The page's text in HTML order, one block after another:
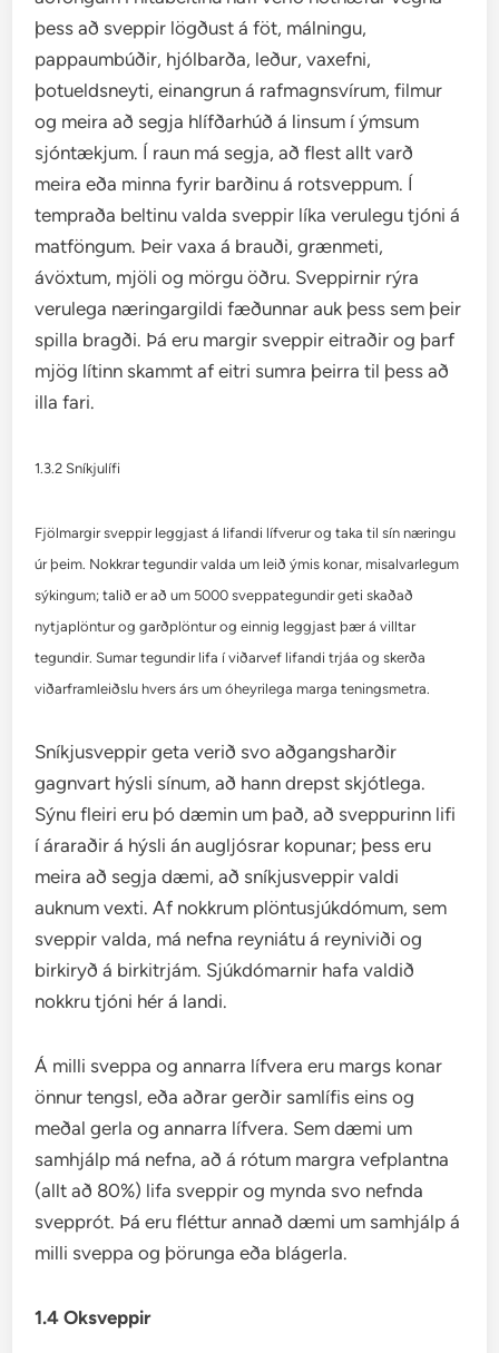
þess að sveppir lögðust á föt, málningu,
pappaumbúðir, hjólbarða, leður, vaxefni,
þotueldsneyti, einangrun á rafmagnsvírum, filmur
og meira að segja hlífðarhúð á linsum í ýmsum
sjóntækjum. Í raun má segja, að flest allt varð
meira eða minna fyrir barðinu á rotsveppum. Í
tempraða beltinu valda sveppir líka verulegu tjóni á
matföngum. Þeir vaxa á brauði, grænmeti,
ávöxtum, mjöli og mörgu öðru. Sveppirnir rýra
verulega næringargildi fæðunnar auk þess sem þeir
spilla bragði. Þá eru margir sveppir eitraðir og þarf
mjög lítinn skammt af eitri sumra þeirra til þess að
illa fari.
1.3.2 Sníkjulífi
Fjölmargir sveppir leggjast á lifandi lífverur og taka til sín næringu
úr þeim. Nokkrar tegundir valda um leið ýmis konar, misalvarlegum
sýkingum; talið er að um 5000 sveppategundir geti skaðað
nytjaplöntur og garðplöntur og einnig leggjast þær á villtar
tegundir. Sumar tegundir lifa í viðarvef lifandi trjáa og skerða
viðarframleiðslu hvers árs um óheyrilega marga teningsmetra.
Sníkjusveppir geta verið svo aðgangsharðir
gagnvart hýsli sínum, að hann drepst skjótlega.
Sýnu fleiri eru þó dæmin um það, að sveppurinn lifi
í áraraðir á hýsli án augljósrar kopunar; þess eru
meira að segja dæmi, að sníkjusveppir valdi
auknum vexti. Af nokkrum plöntusjúkdómum, sem
sveppir valda, má nefna reyniátu á reyniviði og
birkiryð á birkitrjám. Sjúkdómarnir hafa valdið
nokkru tjóni hér á landi.
Á milli sveppa og annarra lífvera eru margs konar
önnur tengsl, eða aðrar gerðir samlífis eins og
meðal gerla og annarra lífvera. Sem dæmi um
samhjálp má nefna, að á rótum margra vefplantna
(allt að 80%) lifa sveppir og mynda svo nefnda
svepprót. Þá eru fléttur annað dæmi um samhjálp á
milli sveppa og þörunga eða blágerla.
1.4 Oksveppir